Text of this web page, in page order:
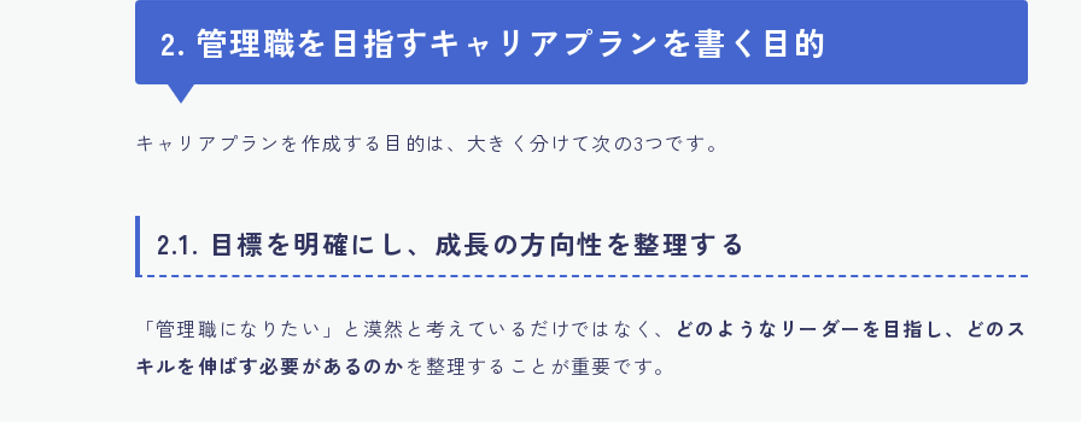
2. 管理職を目指すキャリアプランを書く目的
キャリアプランを作成する目的は、大きく分けて次の3つです。
2.1. 目標を明確にし、成長の方向性を整理する
「管理職になりたい」と漠然と考えているだけではなく、
どのようなリーダーを目指し、どのス
キルを伸ばす必要があるのかを整理することが重要です。